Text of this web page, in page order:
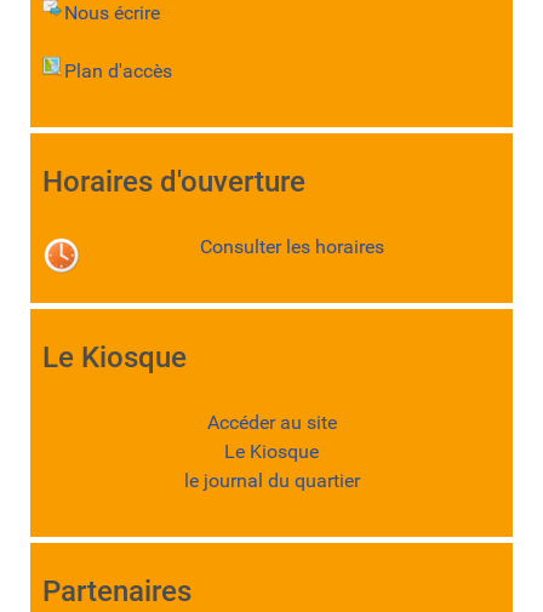
Nous écrire
Plan d'accès
Horaires d'ouverture
Consulter les horaires
Le Kiosque
Accéder au site
Le Kiosque
le journal du quartier
Partenaires